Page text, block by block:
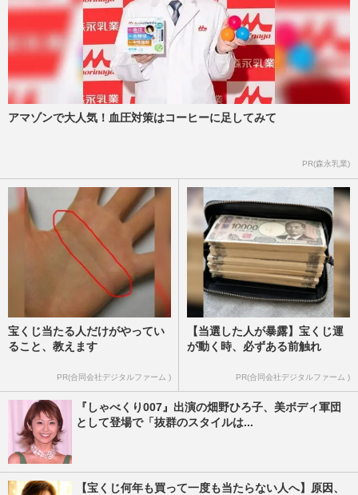
アマゾンで大人気！血圧対策はコーヒーに足してみて
PR(森永乳業)
宝くじ当たる人だけがやってい
ること、教えます
PR(合同会社デジタルファーム )
【当選した人が暴露】宝くじ運
が動く時、必ずある前触れ
PR(合同会社デジタルファーム )
『しゃべくり007』出演の畑野ひろ子、美ボディ軍団
として登場で「抜群のスタイルは...
【宝くじ何年も買って一度も当たらない人へ】原因、